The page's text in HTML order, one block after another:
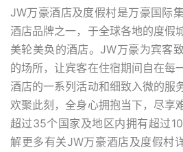
JW万豪酒店及度假村是万豪国际
酒店品牌之一，于全球各地的度假
美轮美奂的酒店。JW万豪为宾客
的场所，让宾客在住宿期间自在每
酒店的一系列活动和细致入微的服
欢聚此刻，全身心拥抱当下，尽享
超过35个国家及地区内拥有超过
解更多有关JW万豪酒店及度假村